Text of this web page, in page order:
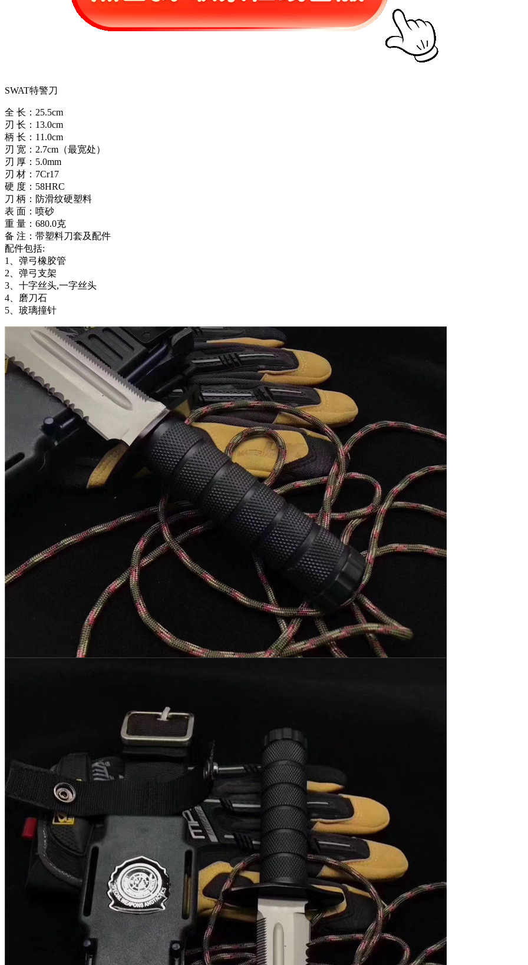
SWAT特警刀
全 长：25.5cm
刃 长：13.0cm
柄 长：11.0cm
刃 宽：2.7cm（最宽处）
刃 厚：5.0mm
刃 材：7Cr17
硬 度：58HRC
刀 柄：防滑纹硬塑料
表 面：喷砂
重 量：680.0克
备 注：带塑料刀套及配件
配件包括:
1、弹弓橡胶管
2、弹弓支架
3、十字丝头,一字丝头
4、磨刀石
5、玻璃撞针